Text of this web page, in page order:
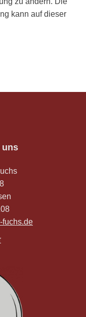
kann auf dieser
uns
fuchs.de